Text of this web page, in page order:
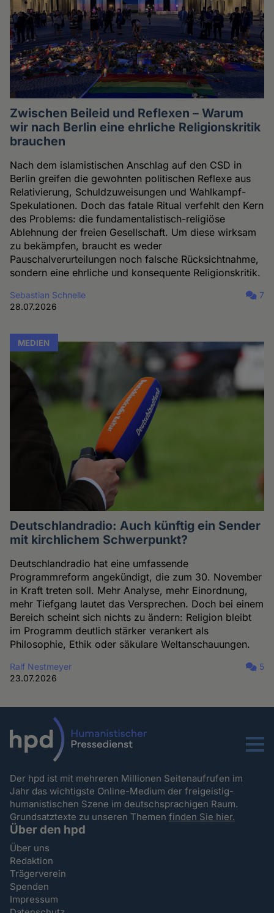
Zwischen Beileid und Reflexen – Warum
wir nach Berlin eine ehrliche Religionskritik
brauchen
Nach dem islamistischen Anschlag auf den CSD in
Berlin greifen die gewohnten politischen Reflexe aus
Relativierung, Schuldzuweisungen und Wahlkampf-
Spekulationen. Doch das fatale Ritual verfehlt den Kern
des Problems: die fundamentalistisch-religiöse
Ablehnung der freien Gesellschaft. Um diese wirksam
zu bekämpfen, braucht es weder
Pauschalverurteilungen noch falsche Rücksichtnahme,
sondern eine ehrliche und konsequente Religionskritik.
Sebastian Schnelle
28.07.2026
7
MEDIEN
Deutschlandradio: Auch künftig ein Sender
mit kirchlichem Schwerpunkt?
Deutschlandradio hat eine umfassende
Programmreform angekündigt, die zum 30. November
in Kraft treten soll. Mehr Analyse, mehr Einordnung,
mehr Tiefgang lautet das Versprechen. Doch bei einem
Bereich scheint sich nichts zu ändern: Religion bleibt
im Programm deutlich stärker verankert als
Philosophie, Ethik oder säkulare Weltanschauungen.
Ralf Nestmeyer
23.07.2026
5
Menu
Der hpd ist mit mehreren Millionen Seitenaufrufen im
Jahr das wichtigste Online-Medium der freigeistig-
humanistischen Szene im deutschsprachigen Raum.
Grundsatztexte zu unseren Themenfinden Sie hier.
Über den hpd
Über uns
Redaktion
Trägerverein
Spenden
Impressum